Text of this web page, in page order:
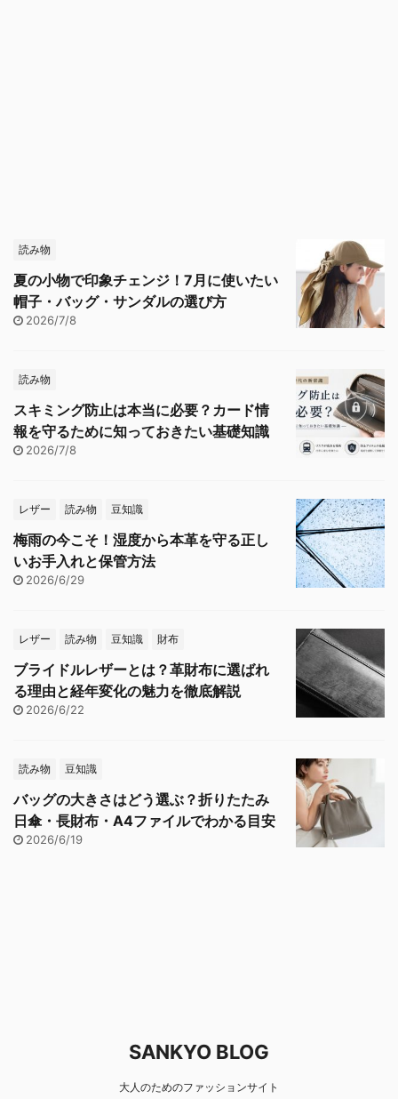
読み物
夏の小物で印象チェンジ！7月に使いたい
帽子・バッグ・サンダルの選び方
2026/7/8
読み物
スキミング防止は本当に必要？カード情
報を守るために知っておきたい基礎知識
2026/7/8
レザー 読み物 豆知識
梅雨の今こそ！湿度から本革を守る正し
いお手入れと保管方法
2026/6/29
レザー 読み物 豆知識 財布
ブライドルレザーとは？革財布に選ばれ
る理由と経年変化の魅力を徹底解説
2026/6/22
読み物 豆知識
バッグの大きさはどう選ぶ？折りたたみ
日傘・長財布・A4ファイルでわかる目安
2026/6/19
SANKYO BLOG
大人のためのファッションサイト